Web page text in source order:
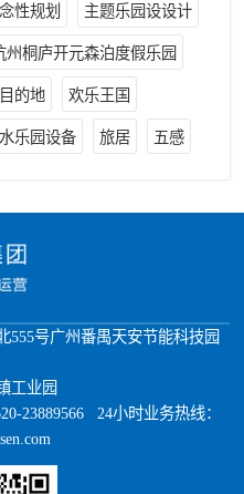
性规划 主题乐园设设计
州桐庐开元森泊度假乐园
的地 欢乐王国
乐园设备 旅居 五感
555号广州番禺天安节能科技园
工业园
23889566 24小时业务热线：